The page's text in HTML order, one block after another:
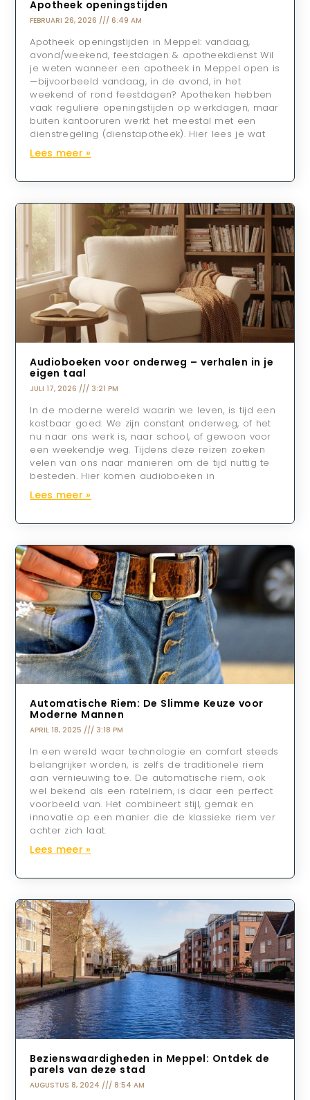
Apotheek openingstijden
FEBRUARI 26, 2026 6:49 AM
Apotheek openingstijden in Meppel: vandaag,
avond/weekend, feestdagen & apotheekdienst Wil
je weten wanneer een apotheek in Meppel open is
—bijvoorbeeld vandaag, in de avond, in het
weekend of rond feestdagen? Apotheken hebben
vaak reguliere openingstijden op werkdagen, maar
buiten kantooruren werkt het meestal met een
dienstregeling (dienstapotheek). Hier lees je wat
Lees meer »
Audioboeken voor onderweg – verhalen in je
eigen taal
JULI 17, 2026 3:21 PM
In de moderne wereld waarin we leven, is tijd een
kostbaar goed. We zijn constant onderweg, of het
nu naar ons werk is, naar school, of gewoon voor
een weekendje weg. Tijdens deze reizen zoeken
velen van ons naar manieren om de tijd nuttig te
besteden. Hier komen audioboeken in
Lees meer »
Automatische Riem: De Slimme Keuze voor
Moderne Mannen
APRIL 18, 2025 3:18 PM
In een wereld waar technologie en comfort steeds
belangrijker worden, is zelfs de traditionele riem
aan vernieuwing toe. De automatische riem, ook
wel bekend als een ratelriem, is daar een perfect
voorbeeld van. Het combineert stijl, gemak en
innovatie op een manier die de klassieke riem ver
achter zich laat.
Lees meer »
Bezienswaardigheden in Meppel: Ontdek de
parels van deze stad
AUGUSTUS 8, 2024 8:54 AM